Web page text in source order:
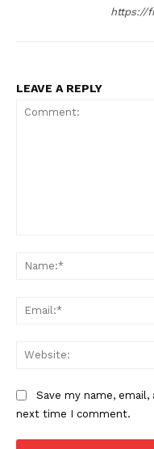
https://
LEAVE A REPLY
Save my name,
next time I comment.